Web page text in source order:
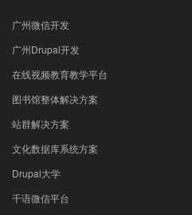
广州微信开发
广州Drupal开发
在线视频教育教学平台
图书馆整体解决方案
站群解决方案
文化数据库系统方案
Drupal大学
千语微信平台